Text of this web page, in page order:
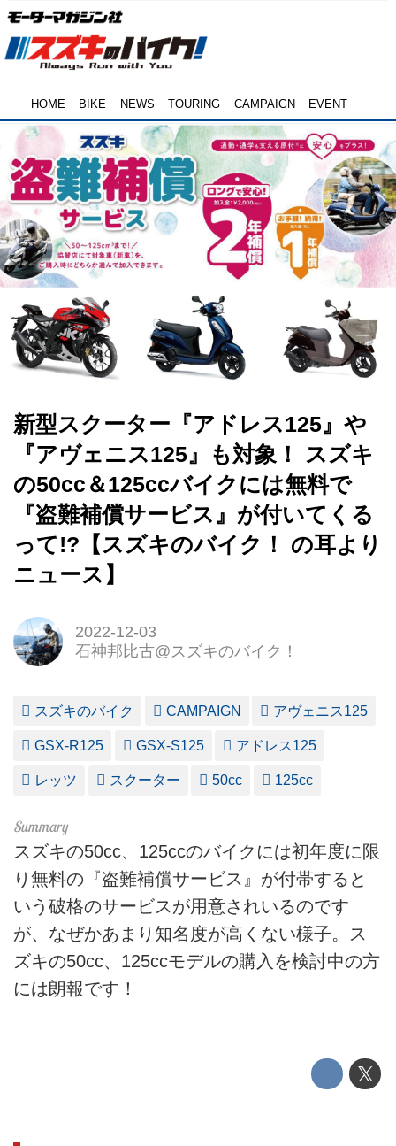
HOME BIKE NEWS TOURING CAMPAIGN EVENT
新型スクーター『アドレス125』や
『アヴェニス125』も対象！ スズキ
の50cc＆125ccバイクには無料で
『盗難補償サービス』が付いてくる
って!?【スズキのバイク！ の耳より
ニュース】
2022-12-03
石神邦比古@スズキのバイク！
スズキのバイク CAMPAIGN アヴェニス125
GSX-R125 GSX-S125 アドレス125
レッツ スクーター 50cc 125cc
スズキの50cc、125ccのバイクには初年度に限
り無料の『盗難補償サービス』が付帯すると
いう破格のサービスが用意されいるのです
が、なぜかあまり知名度が高くない様子。ス
ズキの50cc、125ccモデルの購入を検討中の方
には朗報です！